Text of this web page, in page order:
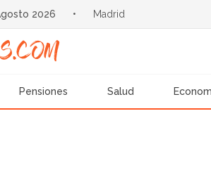
2026 • Madrid
Pensiones Salud